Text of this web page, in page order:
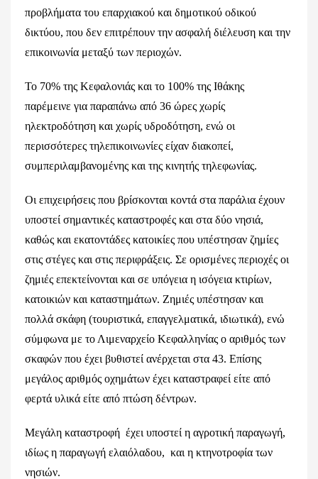
προβλήματα του επαρχιακού και δημοτικού οδικού
δικτύου, που δεν επιτρέπουν την ασφαλή διέλευση και την
επικοινωνία μεταξύ των περιοχών.
Το 70% της Κεφαλονιάς και το 100% της Ιθάκης
παρέμεινε για παραπάνω από 36 ώρες χωρίς
ηλεκτροδότηση και χωρίς υδροδότηση, ενώ οι
περισσότερες τηλεπικοινωνίες είχαν διακοπεί,
συμπεριλαμβανομένης και της κινητής τηλεφωνίας.
Οι επιχειρήσεις που βρίσκονται κοντά στα παράλια έχουν
υποστεί σημαντικές καταστροφές και στα δύο νησιά,
καθώς και εκατοντάδες κατοικίες που υπέστησαν ζημίες
στις στέγες και στις περιφράξεις. Σε ορισμένες περιοχές οι
ζημιές επεκτείνονται και σε υπόγεια η ισόγεια κτιρίων,
κατοικιών και καταστημάτων. Ζημιές υπέστησαν και
πολλά σκάφη (τουριστικά, επαγγελματικά, ιδιωτικά), ενώ
σύμφωνα με το Λιμεναρχείο Κεφαλληνίας ο αριθμός των
σκαφών που έχει βυθιστεί ανέρχεται στα 43. Επίσης
μεγάλος αριθμός οχημάτων έχει καταστραφεί είτε από
φερτά υλικά είτε από πτώση δέντρων.
Μεγάλη καταστροφή έχει υποστεί η αγροτική παραγωγή,
ιδίως η παραγωγή ελαιόλαδου, και η κτηνοτροφία των
νησιών.